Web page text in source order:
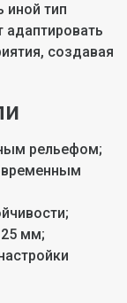
иной тип
адаптировать
создавая
рельефом;
мм;